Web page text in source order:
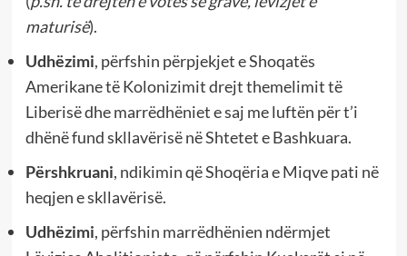
maturisë).
Udhëzimi, përfshin përpjekjet e Shoqatës
Amerikane të Kolonizimit drejt themelimit të
Liberisë dhe marrëdhëniet e saj me luftën për t’i
dhënë fund skllavërisë në Shtetet e Bashkuara.
Përshkruani, ndikimin që Shoqëria e Miqve pati në
heqjen e skllavërisë.
Udhëzimi, përfshin marrëdhënien ndërmjet